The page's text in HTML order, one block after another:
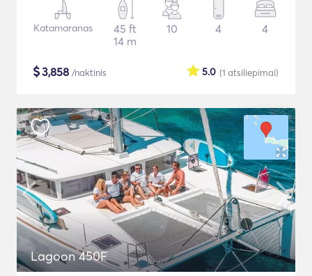
Katamaranas
45 ft
14 m
10 4 4
$3,858 /naktinis (1 atsiliepimai)
5.0
Lagoon 450F